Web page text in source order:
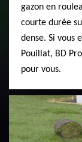
gazon en
courte durée
dense. Si vous
Pouillat, BD
pour vous.